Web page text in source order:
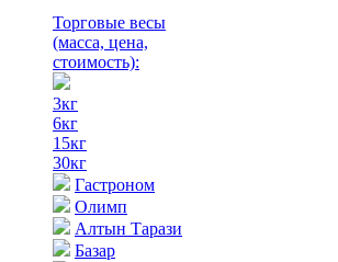
Торговые весы
(масса, цена,
стоимость):
3кг
6кг
15кг
30кг
Гастроном
Олимп
Алтын Тарази
Базар